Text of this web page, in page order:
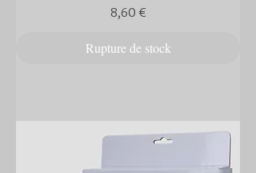
Prix
8,60 €
Rupture de stock